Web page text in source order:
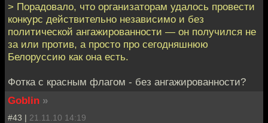
> Порадовало, что организаторам удалось провести
конкурс действительно независимо и без
политической ангажированности — он получился не
за или против, а просто про сегодняшнюю
Белоруссию как она есть.
Фотка с красным флагом - без ангажированности?
Goblin »
#43 | 21.11.10 14:19